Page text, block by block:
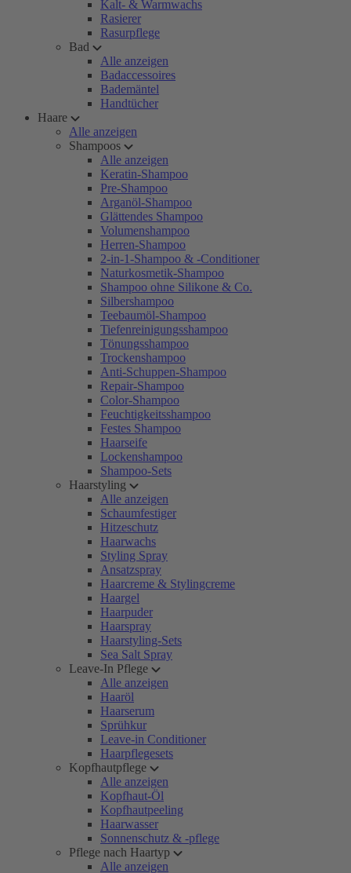
Kalt- & Warmwachs
Rasierer
Rasurpflege
Bad
Alle anzeigen
Badaccessoires
Bademäntel
Handtücher
Haare
Alle anzeigen
Shampoos
Alle anzeigen
Keratin-Shampoo
Pre-Shampoo
Arganöl-Shampoo
Glättendes Shampoo
Volumenshampoo
Herren-Shampoo
2-in-1-Shampoo & -Conditioner
Naturkosmetik-Shampoo
Shampoo ohne Silikone & Co.
Silbershampoo
Teebaumöl-Shampoo
Tiefenreinigungsshampoo
Tönungsshampoo
Trockenshampoo
Anti-Schuppen-Shampoo
Repair-Shampoo
Color-Shampoo
Feuchtigkeitsshampoo
Festes Shampoo
Haarseife
Lockenshampoo
Shampoo-Sets
Haarstyling
Alle anzeigen
Schaumfestiger
Hitzeschutz
Haarwachs
Styling Spray
Ansatzspray
Haarcreme & Stylingcreme
Haargel
Haarpuder
Haarspray
Haarstyling-Sets
Sea Salt Spray
Leave-In Pflege
Alle anzeigen
Haaröl
Haarserum
Sprühkur
Leave-in Conditioner
Haarpflegesets
Kopfhautpflege
Alle anzeigen
Kopfhaut-Öl
Kopfhautpeeling
Haarwasser
Sonnenschutz & -pflege
Pflege nach Haartyp
Alle anzeigen